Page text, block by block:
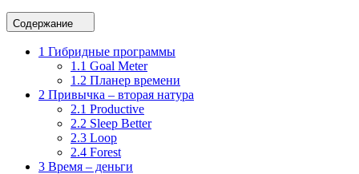
Содержание
1 Гибридные программы
1.1 Goal Meter
1.2 Планер времени
2 Привычка – вторая натура
2.1 Productive
2.2 Sleep Better
2.3 Loop
2.4 Forest
3 Время – деньги